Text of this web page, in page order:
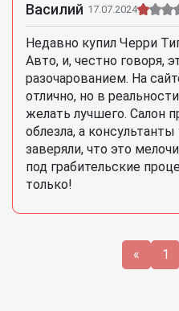
Василий 17.07.2024
Недавно купил Черри
Авто, и, честно говоря,
разочарованием. На
отлично, но в
желать лучшего. Салон
облезла, а
заверяли, что это
под грабительские
только!
« 1